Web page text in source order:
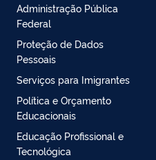
Administração Pública
Federal
Proteção de Dados
Pessoais
Serviços para Imigrantes
Política e Orçamento
Educacionais
Educação Profissional e
Tecnológica